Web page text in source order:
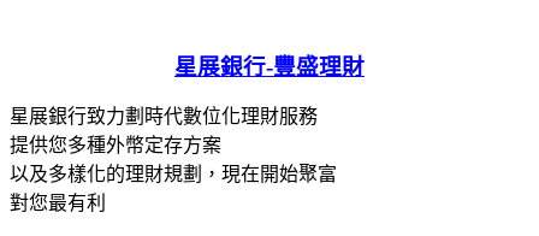
星展銀行-豐盛理財
星展銀行致力劃時代數位化理財服務
提供您多種外幣定存方案
以及多樣化的理財規劃，現在開始聚富
對您最有利